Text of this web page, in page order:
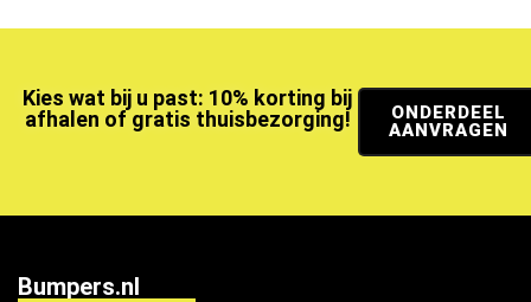
Kies wat bij u past: 10% korting bij
afhalen of gratis thuisbezorging!
ONDERDEEL
AANVRAGEN
Bumpers.nl